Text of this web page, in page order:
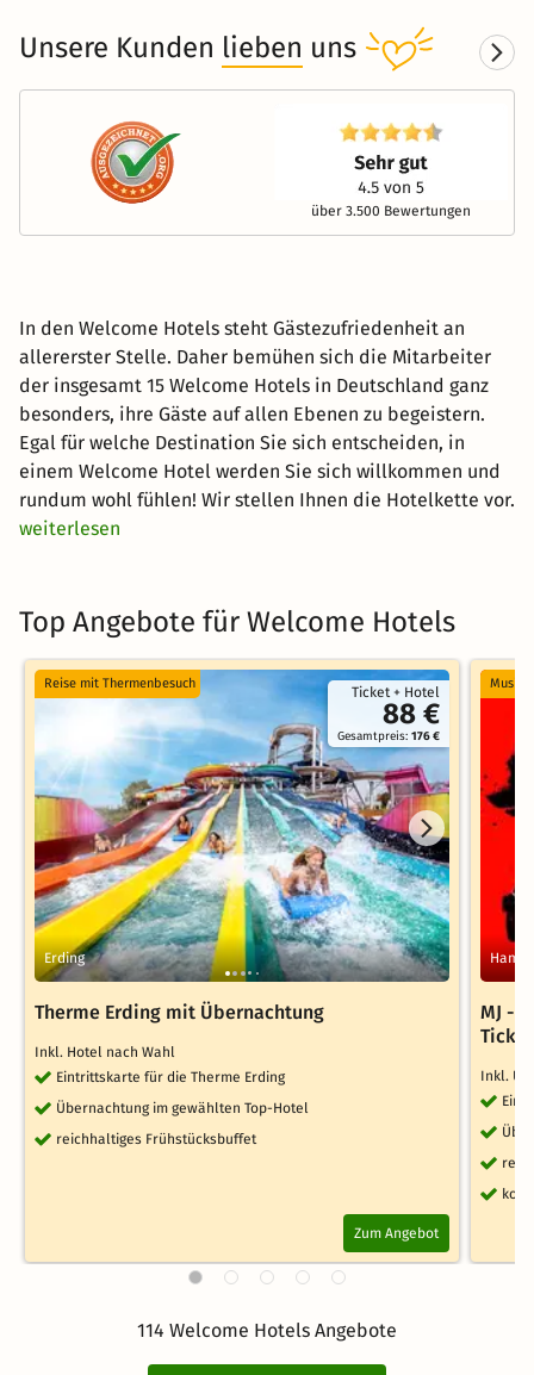
Unsere Kunden lieben uns
über 3.500 Bewertungen
In den Welcome Hotels steht Gästezufriedenheit an
allererster Stelle. Daher bemühen sich die Mitarbeiter
der insgesamt 15 Welcome Hotels in Deutschland ganz
besonders, ihre Gäste auf allen Ebenen zu begeistern.
Egal für welche Destination Sie sich entscheiden, in
einem Welcome Hotel werden Sie sich willkommen und
rundum wohl fühlen! Wir stellen Ihnen die Hotelkette vor.
weiterlesen
Top Angebote für Welcome Hotels
Ticket + Hotel
88 €
Gesamtpreis:176 €
Reise mit Thermenbesuch
Erding
Therme Erding mit Übernachtung
Inkl. Hotel nach Wahl
Eintrittskarte für die Therme Erding
Übernachtung im gewählten Top-Hotel
reichhaltiges Frühstücksbuffet
Zum Angebot
MJ -
Inkl.
114 Welcome Hotels Angebote